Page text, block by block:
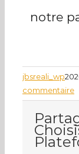
notre
jbsreali_wp
commentaire